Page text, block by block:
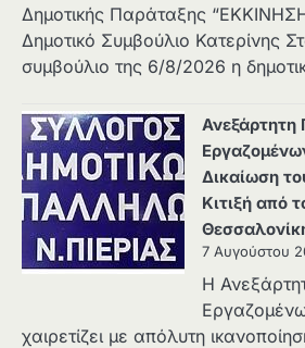
Δημοτικής Παράταξης
Δημοτικό Συμβούλιο Κατερίνης
συμβούλιο της 6/8/2026 η
Ανεξάρτητη
Δικαίωση
Κιτιξή από
7 Αυγούστου
Η
χαιρετίζει με απόλυτη